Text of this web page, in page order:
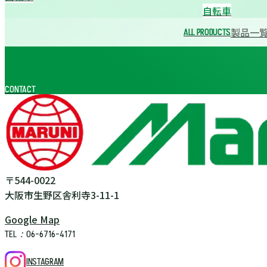
自転車
ALL PRODUCTS
ALL PRODUCTS製品一
CONTACT
〒544-0022
大阪市生野区舎利寺3-11-1
Google Map
TEL：06-6716-4171
INSTAGRAM